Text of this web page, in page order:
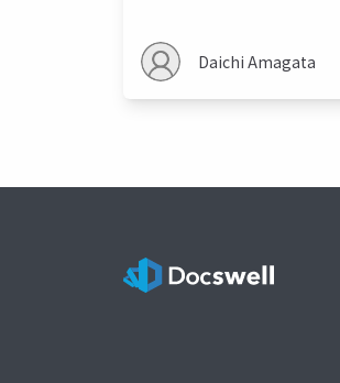
Daichi Amagata